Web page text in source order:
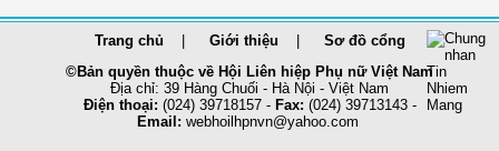
Trang chủ Giới thiệu
Sơ đồ cổng
©Bản quyền thuộc về Hội Liên hiệp Phụ nữ Việt Nam
Địa chỉ: 39 Hàng Chuối - Hà Nội - Việt Nam
Điện thoại: (024) 39718157 - Fax: (024) 39713143 -
Email: webhoilhpnvn@yahoo.com